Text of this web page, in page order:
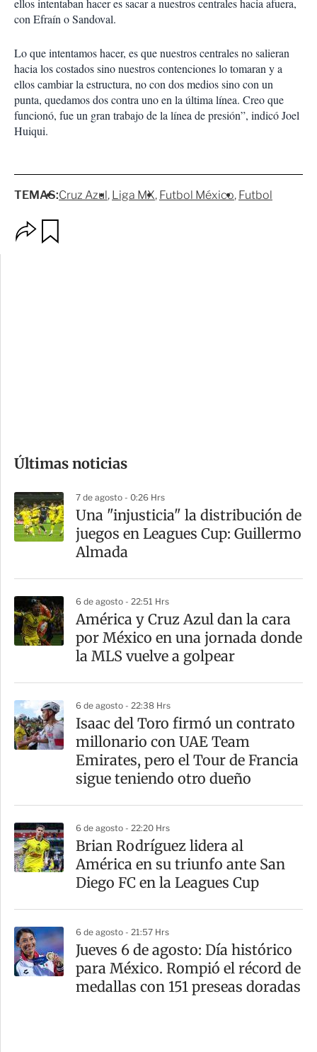
ellos intentaban hacer es sacar a nuestros centrales hacia afuera,
con Efraín o Sandoval.
Lo que intentamos hacer, es que nuestros centrales no salieran
hacia los costados sino nuestros contenciones lo tomaran y a
ellos cambiar la estructura, no con dos medios sino con un
punta, quedamos dos contra uno en la última línea. Creo que
funcionó, fue un gran trabajo de la línea de presión”, indicó Joel
Huiqui.
TEMAS:Cruz Azul Liga MX Futbol México Futbol
m
a
r
t
Últimas noticias
7 de agosto - 0:26 Hrs
Una "injusticia" la distribución de
juegos en Leagues Cup: Guillermo
Almada
6 de agosto - 22:51 Hrs
América y Cruz Azul dan la cara
por México en una jornada donde
la MLS vuelve a golpear
6 de agosto - 22:38 Hrs
Isaac del Toro firmó un contrato
millonario con UAE Team
Emirates, pero el Tour de Francia
sigue teniendo otro dueño
6 de agosto - 22:20 Hrs
Brian Rodríguez lidera al
América en su triunfo ante San
Diego FC en la Leagues Cup
6 de agosto - 21:57 Hrs
Jueves 6 de agosto: Día histórico
para México. Rompió el récord de
medallas con 151 preseas doradas